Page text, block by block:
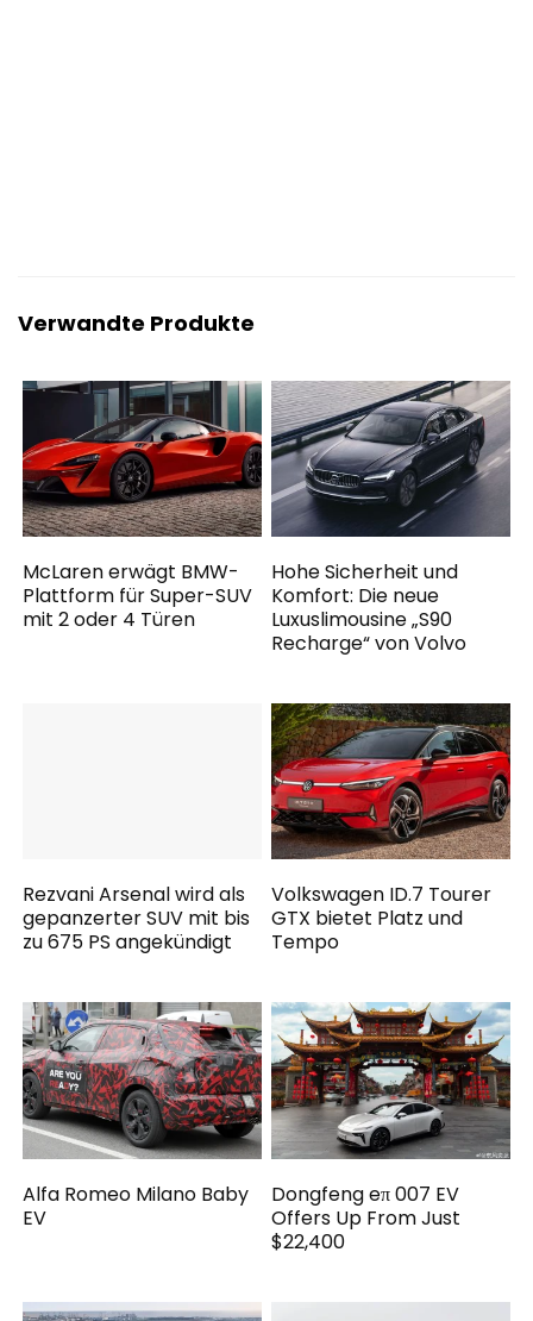
Verwandte Produkte
McLaren erwägt BMW-
Plattform für Super-SUV
mit 2 oder 4 Türen
Hohe Sicherheit und
Komfort: Die neue
Luxuslimousine „S90
Recharge“ von Volvo
Rezvani Arsenal wird als
gepanzerter SUV mit bis
zu 675 PS angekündigt
Volkswagen ID.7 Tourer
GTX bietet Platz und
Tempo
Alfa Romeo Milano Baby
EV
Dongfeng eπ 007 EV
Offers Up From Just
$22,400